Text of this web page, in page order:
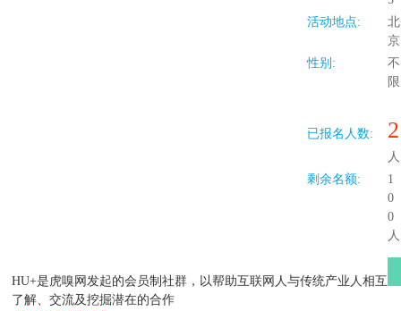
活动地点:
北
京
性别:
不
限
已报名人数: 2
人
剩余名额:
1
0
0
人
HU+是虎嗅网发起的会员制社群，以帮助互联网人与传统产业人相互
了解、交流及挖掘潜在的合作